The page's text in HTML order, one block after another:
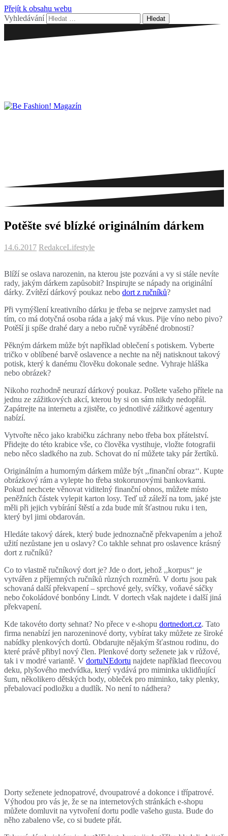
Přejít k obsahu webu
Vyhledávání
Potěšte své blízké originálním dárkem
14.6.2017 RedakceLifestyle
Blíží se oslava narozenin, na kterou jste pozváni a vy si stále nevíte
rady, jakým dárkem zapůsobit? Inspirujte se nápady na originální
dárky. Zvítězí dárkový poukaz nebo dort z ručníků?
Při vymýšlení kreativního dárku je třeba se nejprve zamyslet nad
tím, co má dotyčná osoba ráda a jaký má vkus. Pije víno nebo pivo?
Potěší ji spíše drahé dary a nebo ručně vyráběné drobnosti?
Pěkným dárkem může být například oblečení s potiskem. Vyberte
tričko v oblíbené barvě oslavence a nechte na něj natisknout takový
potisk, který k danému člověku dokonale sedne. Vyhraje hláška
nebo obrázek?
Nikoho rozhodně neurazí dárkový poukaz. Pošlete vašeho přítele na
jednu ze zážitkových akcí, kterou by si on sám nikdy nedopřál.
Zapátrejte na internetu a zjistěte, co jednotlivé zážitkové agentury
nabízí.
Vytvořte něco jako krabičku záchrany nebo třeba box přátelství.
Přidejte do této krabice vše, co člověka vystihuje, vložte fotografii
nebo něco sladkého na zub. Schovat do ní můžete taky pár žertíků.
Originálním a humorným dárkem může být ,,finanční obraz‘‘. Kupte
obrázkový rám a vylepte ho třeba stokorunovými bankovkami.
Pokud nechcete věnovat viditelný finanční obnos, můžete místo
peněžních částek vylepit karton losy. Teď už záleží na tom, jaké jste
měli při jejich vybírání štěstí a zda bude mít šťastnou ruku i ten,
který byl jimi obdarován.
Hledáte takový dárek, který bude jednoznačně překvapením a jehož
užití nezůstane jen u oslavy? Co takhle sehnat pro oslavence krásný
dort z ručníků?
Co to vlastně ručníkový dort je? Jde o dort, jehož ,,korpus‘‘ je
vytvářen z příjemných ručníků různých rozměrů. V dortu jsou pak
schovaná další překvapení – sprchové gely, svíčky, voňavé sáčky
nebo čokoládové bonbóny Lindt. V dortech však najdete i další jiná
překvapení.
Kde takovéto dorty sehnat? No přece v e-shopu dortnedort.cz. Tato
firma nenabízí jen narozeninové dorty, vybírat taky můžete ze široké
nabídky plenkových dortů. Obdarujte nějakým šťastnou rodinu, do
které právě přibyl nový člen. Plenkové dorty seženete jak v růžové,
tak i v modré variantě. V dortuNEdortu najdete například fleecovou
deku, plyšového medvídka, který vydává pro miminka uklidňující
šum, několikero dětských body, obleček pro miminko, taky plenky,
přebalovací podložku a dudlík. No není to nádhera?
Dorty seženete jednopatrové, dvoupatrové a dokonce i třípatrové.
Výhodou pro vás je, že se na internetových stránkách e-shopu
můžete domluvit na vytvoření dortu podle vašeho gusta. Bude do
něho zabaleno vše, co si budete přát.